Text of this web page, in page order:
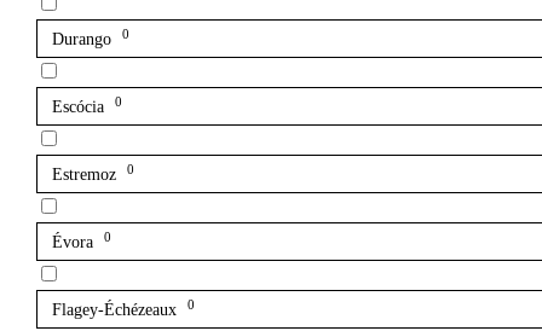
Durango 0
Escócia 0
Estremoz 0
Évora 0
Flagey-Échézeaux 0